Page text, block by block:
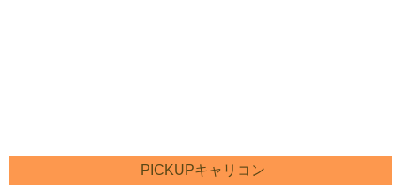
PICKUPキャリコン